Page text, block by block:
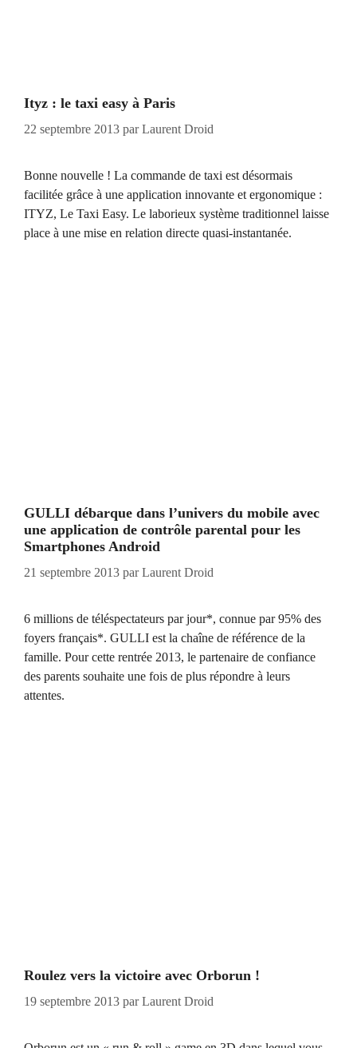
Ityz : le taxi easy à Paris
22 septembre 2013 parLaurent Droid
Bonne nouvelle ! La commande de taxi est désormais
facilitée grâce à une application innovante et ergonomique :
ITYZ, Le Taxi Easy. Le laborieux système traditionnel laisse
place à une mise en relation directe quasi-instantanée.
GULLI débarque dans l’univers du mobile avec
une application de contrôle parental pour les
Smartphones Android
21 septembre 2013 parLaurent Droid
6 millions de téléspectateurs par jour*, connue par 95% des
foyers français*. GULLI est la chaîne de référence de la
famille. Pour cette rentrée 2013, le partenaire de confiance
des parents souhaite une fois de plus répondre à leurs
attentes.
Roulez vers la victoire avec Orborun !
19 septembre 2013 parLaurent Droid